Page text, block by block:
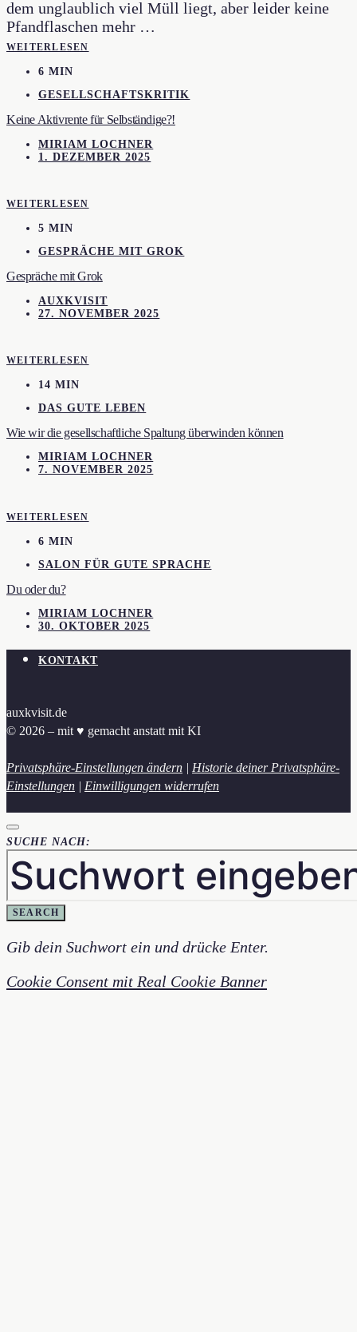
WEITERLESEN
6 MIN
GESELLSCHAFTSKRITIK
Keine Aktivrente für Selbständige?!
MIRIAM LOCHNER
1. DEZEMBER 2025
WEITERLESEN
5 MIN
GESPRÄCHE MIT GROK
Gespräche mit Grok
AUXKVISIT
27. NOVEMBER 2025
WEITERLESEN
14 MIN
DAS GUTE LEBEN
Wie wir die gesellschaftliche Spaltung überwinden können
MIRIAM LOCHNER
7. NOVEMBER 2025
WEITERLESEN
6 MIN
SALON FÜR GUTE SPRACHE
Du oder du?
MIRIAM LOCHNER
30. OKTOBER 2025
KONTAKT
auxkvisit.de
© 2026 – mit ♥︎ gemacht anstatt mit KI
Privatsphäre-Einstellungen ändern | Historie deiner Privatsphäre-
Einstellungen | Einwilligungen widerrufen
SUCHE NACH:
SEARCH
Gib dein Suchwort ein und drücke Enter.
Cookie Consent mit Real Cookie Banner